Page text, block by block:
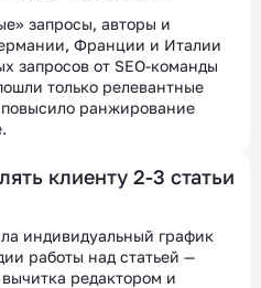
запросы, авторы и
Франции и Италии
запросов от SEO-команды
только релевантные
ранжирование
клиенту 2-3 статьи
индивидуальный график
работы над статьей —
редактором и